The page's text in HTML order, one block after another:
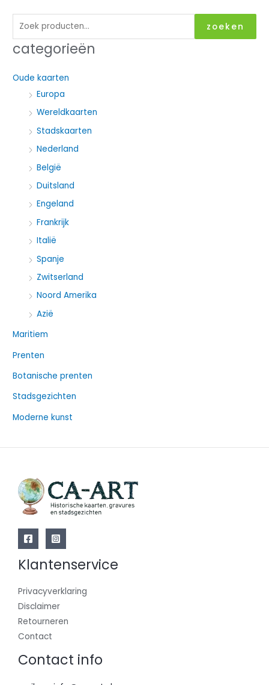
o
e
zoeken
categorieën
Oude kaarten
Europa
Wereldkaarten
Stadskaarten
Nederland
België
Duitsland
Engeland
Frankrijk
Italië
Spanje
Zwitserland
Noord Amerika
Azië
Maritiem
Prenten
Botanische prenten
Stadsgezichten
Moderne kunst
Klantenservice
Privacyverklaring
Disclaimer
Retourneren
Contact
Contact info